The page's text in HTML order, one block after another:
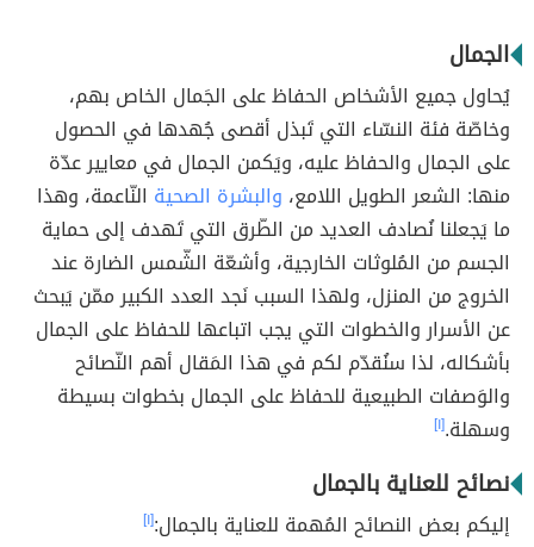
الجمال
يُحاول جميع الأشخاص الحفاظ على الجَمال الخاص بهم،
وخاصّة فئة النسّاء التي تَبذل أقصى جُهدها في الحصول
على الجمال والحفاظ عليه، ويَكمن الجمال في معايير عدّة
منها: الشعر الطويل اللامع، والبشرة الصحية النّاعمة، وهذا
ما يَجعلنا نُصادف العديد من الطّرق التي تَهدف إلى حماية
الجسم من المُلوثات الخارجية، وأشعّة الشّمس الضارة عند
الخروج من المنزل، ولهذا السبب نَجد العدد الكبير ممّن يَبحث
عن الأسرار والخطوات التي يجب اتباعها للحفاظ على الجمال
بأشكاله، لذا سنُقدّم لكم في هذا المَقال أهم النّصائح
والوَصفات الطبيعية للحفاظ على الجمال بخطوات بسيطة
وسهلة.[١]
نصائح للعناية بالجمال
إليكم بعض النصائح المُهمة للعناية بالجمال:[١]